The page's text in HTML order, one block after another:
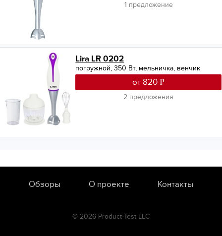
1 предложение
Lira LR 0202
погружной, 350 Вт, мельничка, венчик
от 820
2 предложения
Обзоры О проекте Контакты
© 2026 Product-Test LLC